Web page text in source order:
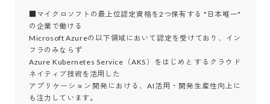
■マイクロソフトの最上位認定資格を2つ保有する "日本唯一"
の企業で働ける
Microsoft Azureの以下領域において認定を受けており、イン
フラのみならず
Azure Kubernetes Service（AKS）をはじめとするクラウド
ネイティブ技術を活用した
アプリケーション開発における、AI活用・開発生産性向上に
も注力しています。